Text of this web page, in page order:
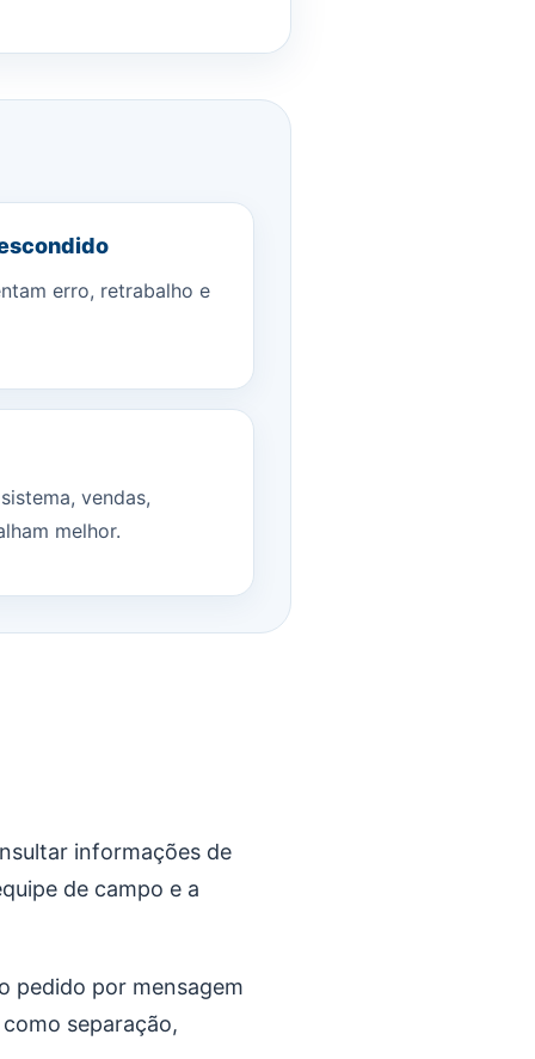
erro, retrabalho e
vendas,
melhor.
informações de
de campo e a
pedido por mensagem
separação,